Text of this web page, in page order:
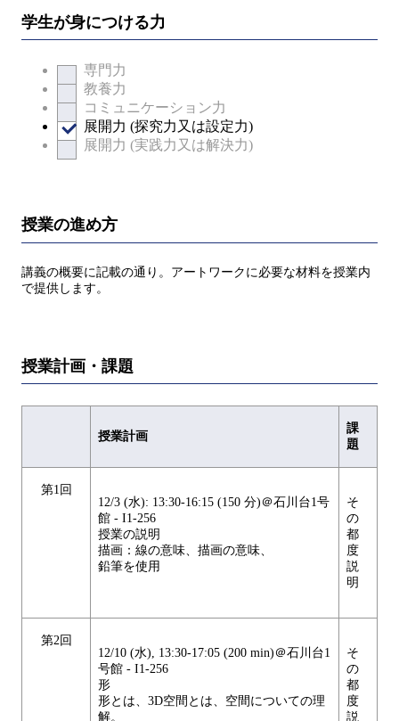
学生が身につける力
専門力
教養力
コミュニケーション力
展開力 (探究力又は設定力)
展開力 (実践力又は解決力)
授業の進め方
講義の概要に記載の通り。アートワークに必要な材料を授業内
で提供します。
授業計画・課題
授業計画
課
題
第1回
12/3 (水): 13:30-16:15 (150 分)＠石川台1号
館 - I1-256
授業の説明
描画：線の意味、描画の意味、
鉛筆を使用
そ
の
都
度
説
明
第2回
12/10 (水), 13:30-17:05 (200 min)＠石川台1
号館 - I1-256
形
形とは、3D空間とは、空間についての理
解。
そ
の
都
度
説